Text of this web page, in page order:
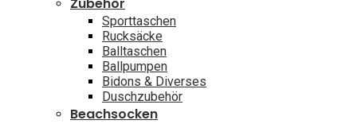
Sporttaschen
Rucksäcke
Balltaschen
Ballpumpen
Bidons & Diverses
Duschzubehör
Beachsocken